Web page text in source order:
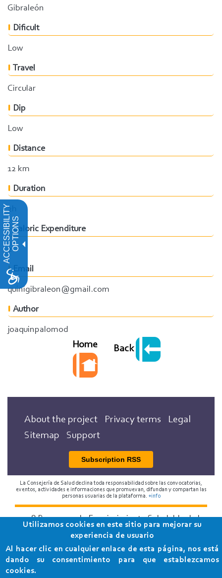
ACCESSIBILITYOPTIONS
Gibraleón
Dificult
Low
Travel
Circular
Dip
Low
Distance
12 km
Duration
2h
Caloric Expenditure
2
Email
quinigibraleon@gmail.com
Author
joaquinpalomod
Home Back
About the project Privacy terms
Legal
Sitemap
Support
Subscription RSS
La Consejería de Salud declina toda responsabilidad sobre las convocatorias,
eventos, actividades e informaciones que promuevan, difundan y compartan las
personas usuarias de la plataforma. +info
2018 Programa de Envejecimiento Saludable de la
Consejería de Salud
Utilizamos cookies en este sitio para mejorar su
experiencia de usuario
Al hacer clic en cualquier enlace de esta página, nos está
dando su consentimiento para que establezcamos
cookies.